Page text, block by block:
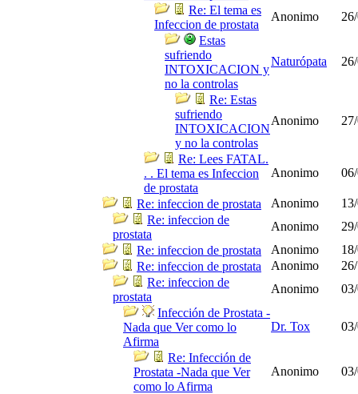
Re: El tema es
Infeccion de prostata
Anonimo
Estas
sufriendo
INTOXICACION y
no la controlas
Naturópata
Re: Estas
sufriendo
INTOXICACION
y no la controlas
Anonimo
Re: Lees FATAL.
. . El tema es Infeccion
de prostata
Anonimo
Re: infeccion de prostata Anonimo
Re: infeccion de
prostata
Anonimo
Re: infeccion de prostata
Anonimo
Re: infeccion de prostata
Anonimo
Re: infeccion de
prostata
Anonimo
Infección de Prostata -
Nada que Ver como lo
Afirma
Dr. Tox
Re: Infección de
Prostata -Nada que Ver
como lo Afirma
Anonimo